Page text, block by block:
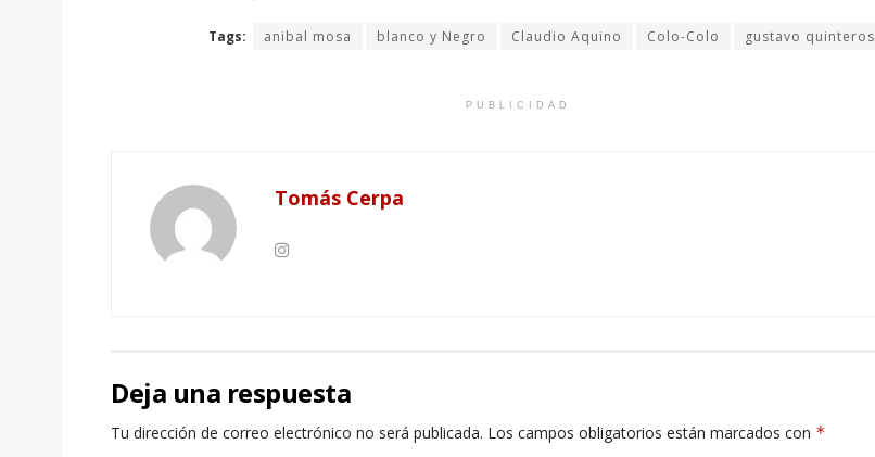
Tags: anibal mosa blanco y Negro Claudio Aquino Colo-Colo gustavo quinteros
PUBLICIDAD
Tomás Cerpa
Deja una respuesta
Tu dirección de correo electrónico no será publicada. Los campos obligatorios están marcados con *